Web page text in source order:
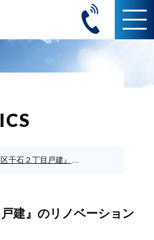
『文京区千石２丁目戸建』のリノベーションが始まりました♪
建』のリノベーション